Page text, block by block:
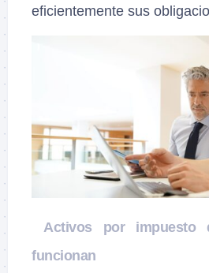
eficientemente sus
Activos por impuesto
funcionan